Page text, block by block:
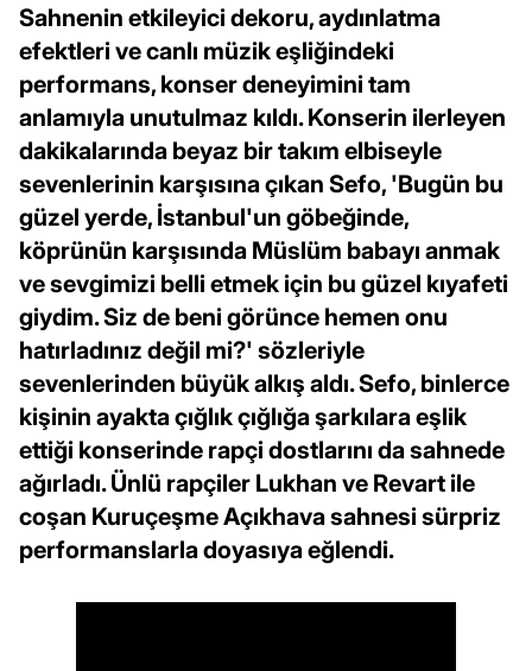
Sahnenin etkileyici dekoru, aydınlatma
efektleri ve canlı müzik eşliğindeki
performans, konser deneyimini tam
anlamıyla unutulmaz kıldı. Konserin ilerleyen
dakikalarında beyaz bir takım elbiseyle
sevenlerinin karşısına çıkan Sefo, 'Bugün bu
güzel yerde, İstanbul'un göbeğinde,
köprünün karşısında Müslüm babayı anmak
ve sevgimizi belli etmek için bu güzel kıyafeti
giydim. Siz de beni görünce hemen onu
hatırladınız değil mi?' sözleriyle
sevenlerinden büyük alkış aldı. Sefo, binlerce
kişinin ayakta çığlık çığlığa şarkılara eşlik
ettiği konserinde rapçi dostlarını da sahnede
ağırladı. Ünlü rapçiler Lukhan ve Revart ile
coşan Kuruçeşme Açıkhava sahnesi sürpriz
performanslarla doyasıya eğlendi.